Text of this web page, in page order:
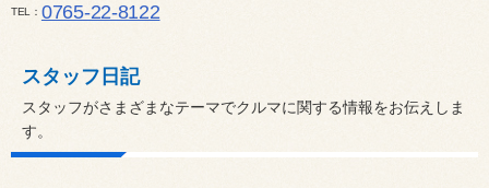
TEL 0765-22-8122
スタッフ日記
スタッフがさまざまなテーマでクルマに関する情報をお伝えしま
す。